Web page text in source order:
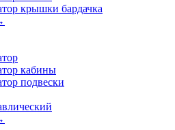
крышки бардачка
кабины
подвески